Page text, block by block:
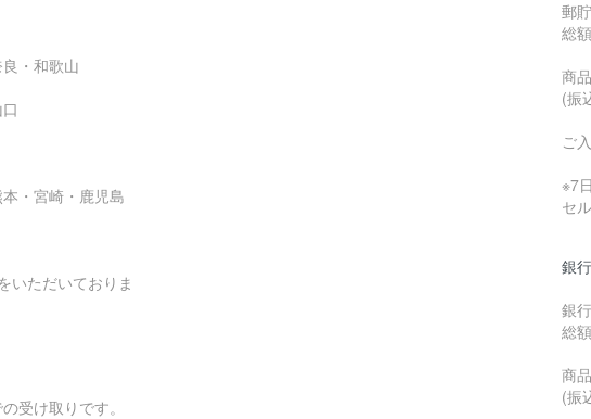
・和歌山
・宮崎・鹿児島
いただいておりま
受け取りです。
郵
総
商
(振
ご
※7
セ
銀
銀
総
商
(振